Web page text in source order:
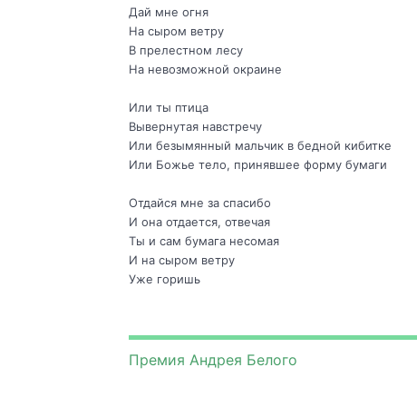
Дай мне огня
На сыром ветру
В прелестном лесу
На невозможной окраине
Или ты птица
Вывернутая навстречу
Или безымянный мальчик в бедной кибитке
Или Божье тело, принявшее форму бумаги
Отдайся мне за спасибо
И она отдается, отвечая
Ты и сам бумага несомая
И на сыром ветру
Уже горишь
Премия Андрея Белого